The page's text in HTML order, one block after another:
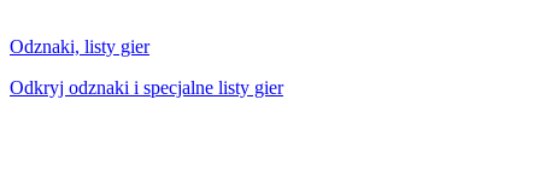
Odznaki, listy gier
Odkryj odznaki i specjalne listy gier